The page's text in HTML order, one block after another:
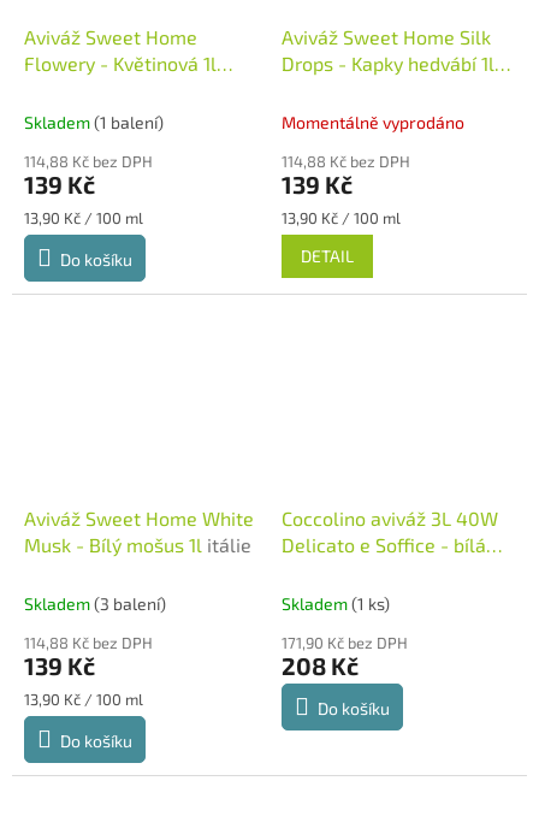
Aviváž Sweet Home
Flowery - Květinová 1l
Skladem(1 balení)
114,88 Kč bez DPH
139 Kč
Měrná
cena:
13,90 Kč / 100 ml
Do košíku
Aviváž Sweet Home Silk
Drops - Kapky hedvábí 1l
Momentálně vyprodáno
114,88 Kč bez DPH
139 Kč
Měrná
cena:
13,90 Kč / 100 ml
DETAIL
Aviváž Sweet Home White
Musk - Bílý mošus 1l itálie
Skladem(3 balení)
114,88 Kč bez DPH
139 Kč
Měrná
cena:
13,90 Kč / 100 ml
Do košíku
Coccolino aviváž 3L 40W
Delicato e Soffice - bílá
Skladem(1 ks)
171,90 Kč bez DPH
208 Kč
Do košíku